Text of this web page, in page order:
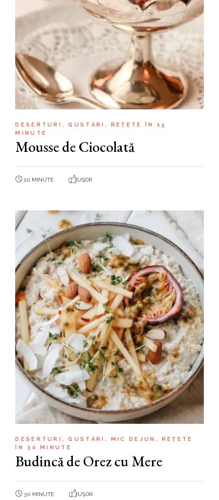
DESERTURI GUSTĂRI
REȚETE ÎN 15
MINUTE
Mousse de Ciocolată
10 MINUTE UȘOR
DESERTURI GUSTĂRI MIC DEJUN
REȚETE
ÎN 30 MINUTE
Budincă de Orez cu Mere
30 MINUTE UȘOR